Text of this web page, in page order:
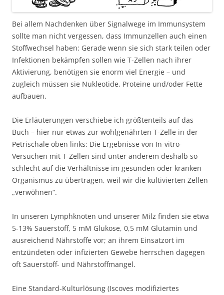
Bei allem Nachdenken über Signalwege im Immunsystem
sollte man nicht vergessen, dass Immunzellen auch einen
Stoffwechsel haben: Gerade wenn sie sich stark teilen oder
Infektionen bekämpfen sollen wie T-Zellen nach ihrer
Aktivierung, benötigen sie enorm viel Energie – und
zugleich müssen sie Nukleotide, Proteine und/oder Fette
aufbauen.
Die Erläuterungen verschiebe ich größtenteils auf das
Buch – hier nur etwas zur wohlgenährten T-Zelle in der
Petrischale oben links: Die Ergebnisse von In-vitro-
Versuchen mit T-Zellen sind unter anderem deshalb so
schlecht auf die Verhältnisse im gesunden oder kranken
Organismus zu übertragen, weil wir die kultivierten Zellen
„verwöhnen“.
In unseren Lymphknoten und unserer Milz finden sie etwa
5-13% Sauerstoff, 5 mM Glukose, 0,5 mM Glutamin und
ausreichend Nährstoffe vor; an ihrem Einsatzort im
entzündeten oder infizierten Gewebe herrschen dagegen
oft Sauerstoff- und Nährstoffmangel.
Eine Standard-Kulturlösung (Iscoves modifiziertes